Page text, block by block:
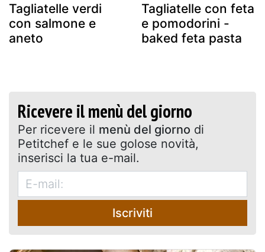
Tagliatelle verdi
con salmone e
aneto
Tagliatelle con feta
e pomodorini -
baked feta pasta
Ricevere il menù del giorno
Per ricevere il menù del giorno di
Petitchef e le sue golose novità,
inserisci la tua e-mail.
Iscriviti